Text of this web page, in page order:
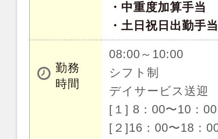
・中重度加算手当
・土日祝日出勤手
勤務
時間
08:00～10:00
シフト制
デイサービス送迎
[１] 8：00〜10：00
[２]16：00〜18：